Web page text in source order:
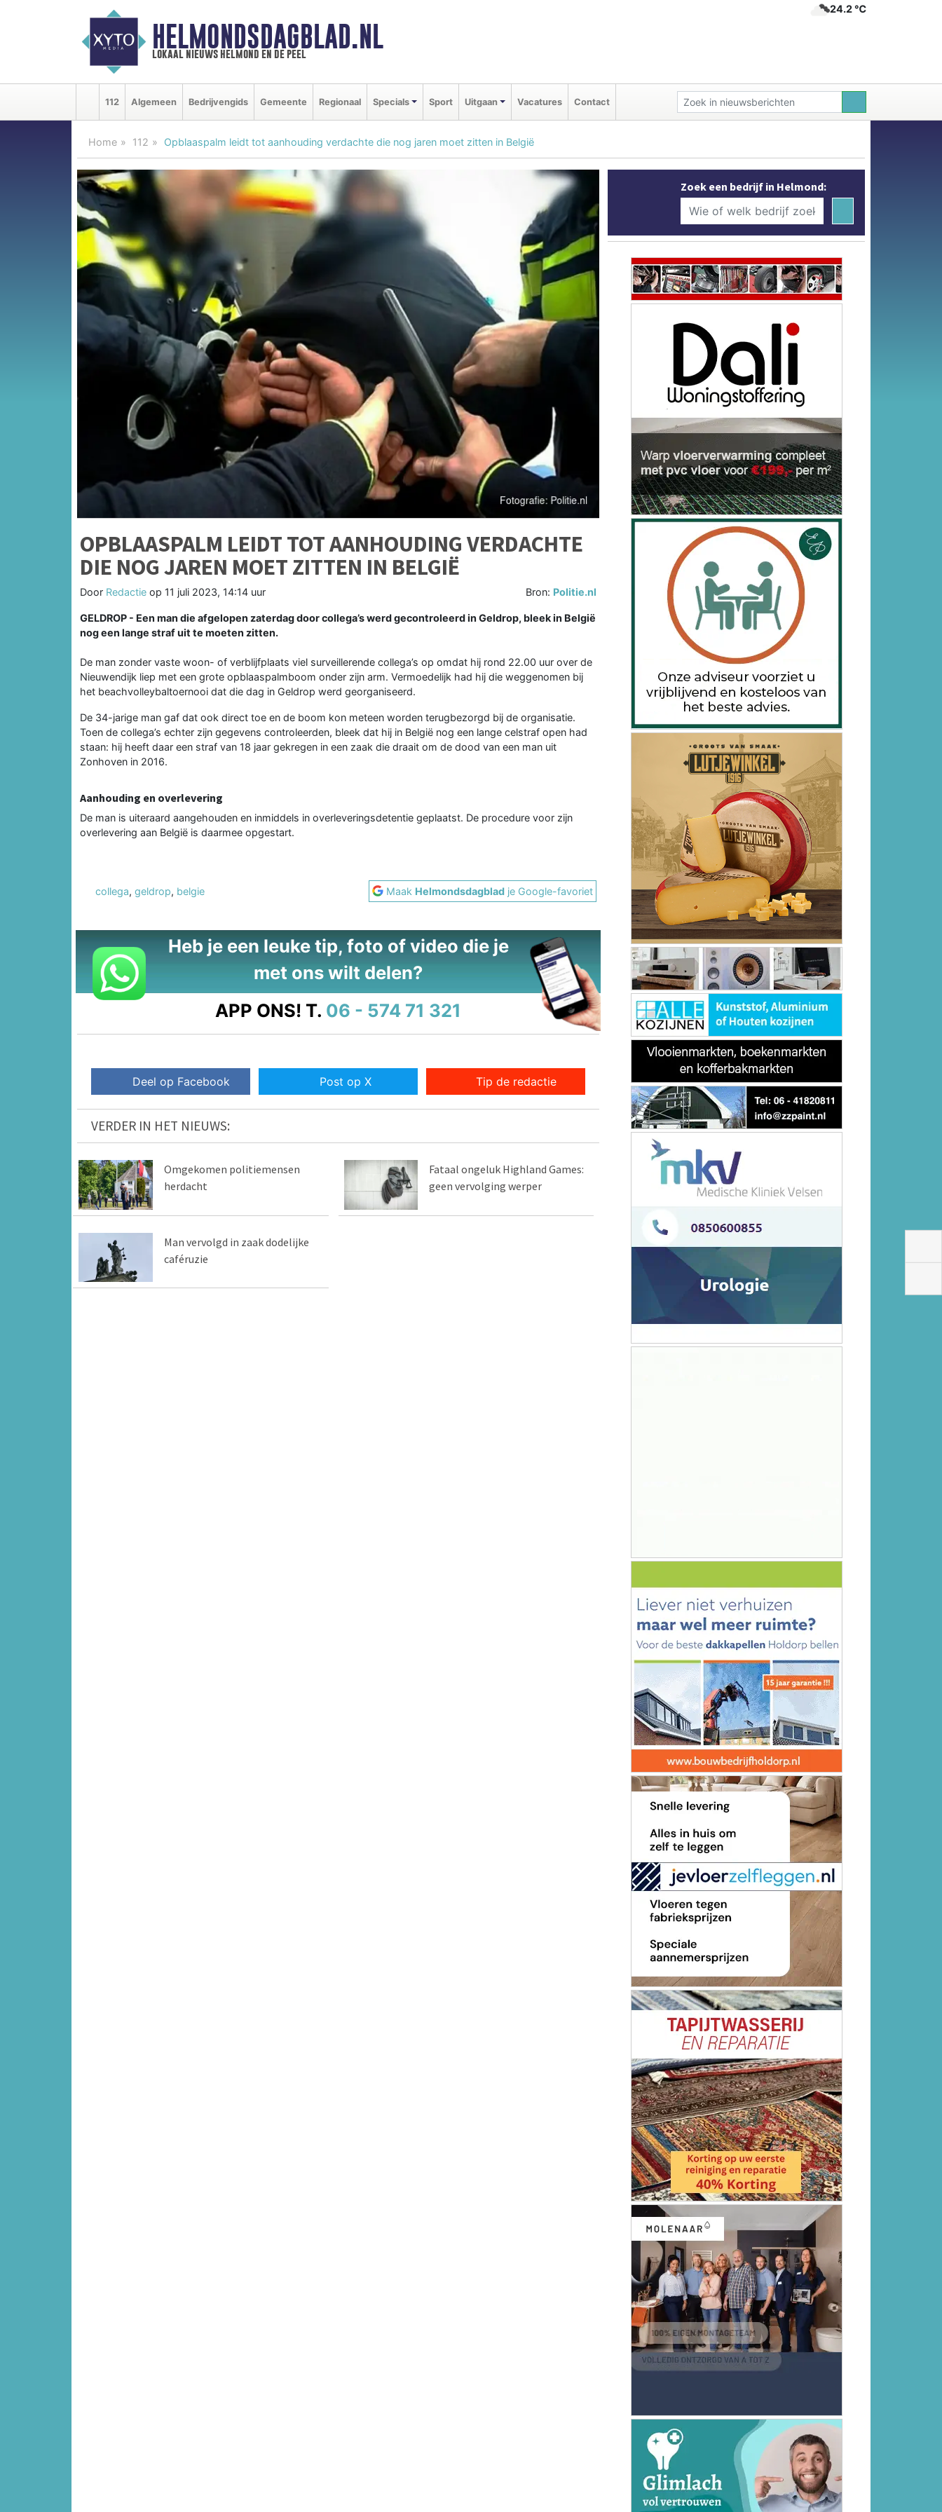
HELMONDSDAGBLAD.NL
lokaal nieuws helmond en de peel
24.2 ℃
112 Algemeen Bedrijvengids Gemeente Regionaal Specials Sport Uitgaan Vacatures Contact
Home 112 Opblaaspalm leidt tot aanhouding verdachte die nog jaren moet zitten in België
OPBLAASPALM LEIDT TOT AANHOUDING VERDACHTE
DIE NOG JAREN MOET ZITTEN IN BELGIË
Door Redactie op 11 juli 2023, 14:14 uur Bron: Politie.nl
GELDROP - Een man die afgelopen zaterdag door collega’s werd gecontroleerd in Geldrop, bleek in België
nog een lange straf uit te moeten zitten.
De man zonder vaste woon- of verblijfplaats viel surveillerende collega’s op omdat hij rond 22.00 uur over de
Nieuwendijk liep met een grote opblaaspalmboom onder zijn arm. Vermoedelijk had hij die weggenomen bij
het beachvolleybaltoernooi dat die dag in Geldrop werd georganiseerd.
De 34-jarige man gaf dat ook direct toe en de boom kon meteen worden terugbezorgd bij de organisatie.
Toen de collega’s echter zijn gegevens controleerden, bleek dat hij in België nog een lange celstraf open had
staan: hij heeft daar een straf van 18 jaar gekregen in een zaak die draait om de dood van een man uit
Zonhoven in 2016.
Aanhouding en overlevering
De man is uiteraard aangehouden en inmiddels in overleveringsdetentie geplaatst. De procedure voor zijn
overlevering aan België is daarmee opgestart.
collega, geldrop, belgie Maak Helmondsdagblad je Google-favoriet
Heb je een leuke tip, foto of video die je
met ons wilt delen?
APP ONS! T. 06 - 574 71 321
Deel op Facebook Post op X Tip de redactie
VERDER IN HET NIEUWS:
Omgekomen politiemensen
herdacht
Fataal ongeluk Highland Games:
geen vervolging werper
Man vervolgd in zaak dodelijke
caféruzie
Zoek een bedrijf in Helmond: